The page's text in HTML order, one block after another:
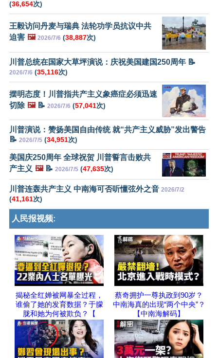
(36,654次)
王毅访问丹麦与瑞典 法轮功学员抗议中共
迫害 🖼️ 2026/7/6 (38,887次)
川普总统在国家大草坪演说：庆祝美国建国250周年 📝
2026/7/6 (35,116次)
摆明态度！川普指共产主义象癌症必须迅速
切除 🖼️📝 2026/7/6 (57,041次)
川普演说：赞扬美国自由传统 就“共产主义威胁”发出警告
📝 2026/7/5 (34,951次)
美国庆250周年 全球祝贺 川普誓言击败共
产主义 🖼️📝 2026/7/5 (47,635次)
川普连轰共产主义 中南海可否听懂弦外之音 2026/7/2
(41,161次)
人民报视频:
揭秘全红婵被网暴全过程，
谁偷了她的发育数据？于朦
胧和她为何被欺负？【
蔡奇拥护一尊执政到90岁？
中南海真的出现“两个中央”？
【中南海解码】